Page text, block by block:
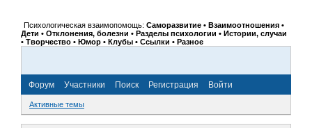
Психологическая взаимопомощь: Саморазвитие • Взаимоотношения •
Дети • Отклонения, болезни • Разделы психологии • Истории, случаи
• Творчество • Юмор • Клубы • Ссылки • Разное
Форум Участники Поиск Регистрация Войти
Активные темы